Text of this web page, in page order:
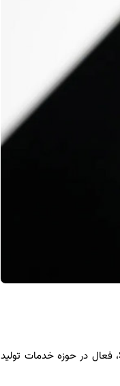
شرکت AMD، از پیشگامان صنعت نیمه‌رسانا، اعلام کرد که واحد تولید سرور شرکت ZT Systems را به شرکت Sanmina، فعال در حوزه خدمات تولید